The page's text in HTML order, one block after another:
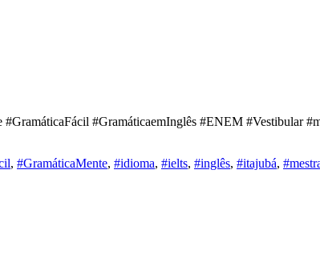
#GramáticaemInglês #ENEM #Vestibular
, #GramáticaMente, #idioma, #ielts, #inglês, #itajubá,